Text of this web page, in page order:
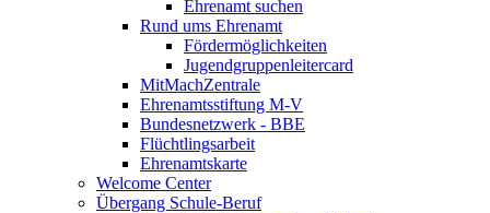
Ehrenamt suchen
Rund ums Ehrenamt
Fördermöglichkeiten
Jugendgruppenleitercard
MitMachZentrale
Ehrenamtsstiftung M-V
Bundesnetzwerk - BBE
Flüchtlingsarbeit
Ehrenamtskarte
Welcome Center
Übergang Schule-Beruf